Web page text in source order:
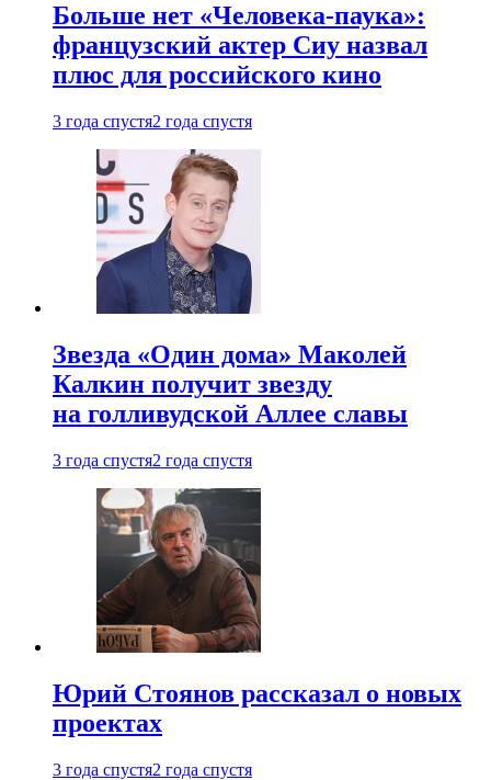
Больше нет «Человека-паука»:
французский актер Сиу назвал
плюс для российского кино
3 года спустя2 года спустя
Звезда «Один дома» Маколей
Калкин получит звезду
на голливудской Аллее славы
3 года спустя2 года спустя
Юрий Стоянов рассказал о новых
проектах
3 года спустя2 года спустя